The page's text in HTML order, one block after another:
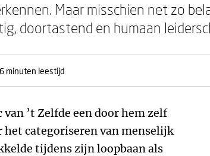
Maar misschien net zo
doortastend en humaan
minuten leestijd
’t Zelfde een door hem zelf
categoriseren van menselijk
tijdens zijn loopbaan als